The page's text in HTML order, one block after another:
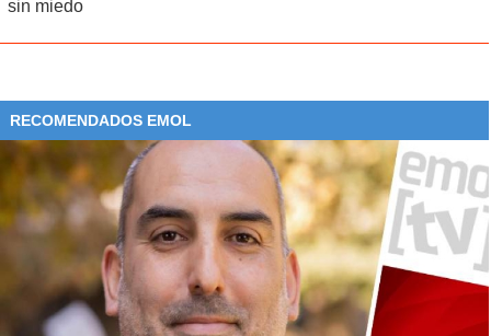
sin miedo
RECOMENDADOS EMOL